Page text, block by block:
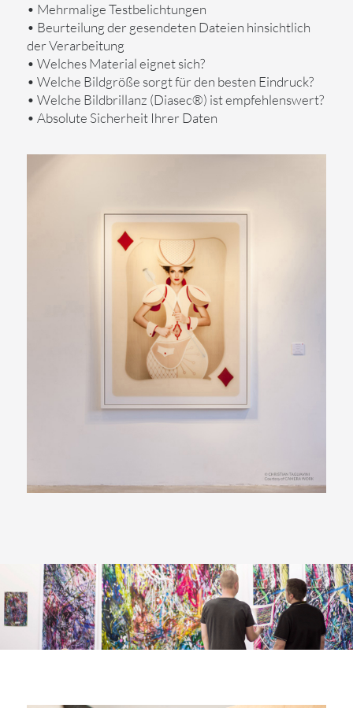
• Mehrmalige Testbelichtungen
• Beurteilung der gesendeten Dateien hinsichtlich
der Verarbeitung
• Welches Material eignet sich?
• Welche Bildgröße sorgt für den besten Eindruck?
• Welche Bildbrillanz (Diasec®) ist empfehlenswert?
• Absolute Sicherheit Ihrer Daten